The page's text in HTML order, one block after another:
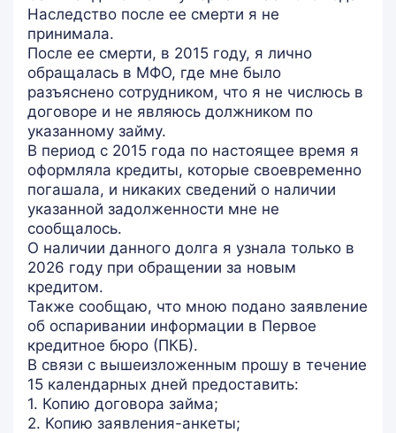
Наследство после ее смерти я не
принимала.
После ее смерти, в 2015 году, я лично
обращалась в МФО, где мне было
разъяснено сотрудником, что я не числюсь в
договоре и не являюсь должником по
указанному займу.
В период с 2015 года по настоящее время я
оформляла кредиты, которые своевременно
погашала, и никаких сведений о наличии
указанной задолженности мне не
сообщалось.
О наличии данного долга я узнала только в
2026 году при обращении за новым
кредитом.
Также сообщаю, что мною подано заявление
об оспаривании информации в Первое
кредитное бюро (ПКБ).
В связи с вышеизложенным прошу в течение
15 календарных дней предоставить:
1. Копию договора займа;
2. Копию заявления-анкеты;